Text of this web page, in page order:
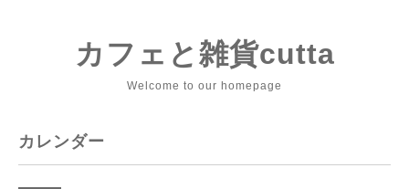
カフェと雑貨cutta
Welcome to our homepage
カレンダー